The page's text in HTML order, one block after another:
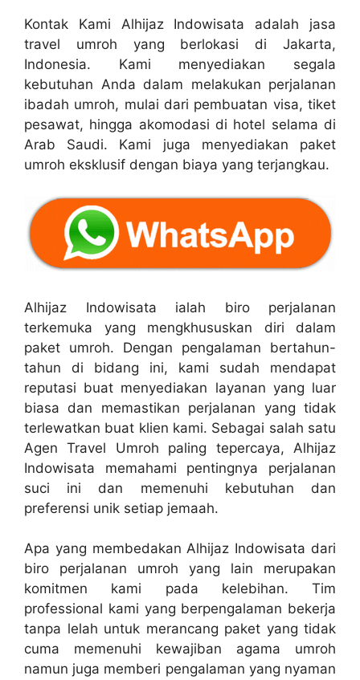
Kontak Kami Alhijaz Indowisata adalah jasa
travel umroh yang berlokasi di Jakarta,
Indonesia. Kami menyediakan segala
kebutuhan Anda dalam melakukan perjalanan
ibadah umroh, mulai dari pembuatan visa, tiket
pesawat, hingga akomodasi di hotel selama di
Arab Saudi. Kami juga menyediakan paket
umroh eksklusif dengan biaya yang terjangkau.
Alhijaz Indowisata ialah biro perjalanan
terkemuka yang mengkhususkan diri dalam
paket umroh. Dengan pengalaman bertahun-
tahun di bidang ini, kami sudah mendapat
reputasi buat menyediakan layanan yang luar
biasa dan memastikan perjalanan yang tidak
terlewatkan buat klien kami. Sebagai salah satu
Agen Travel Umroh paling tepercaya, Alhijaz
Indowisata memahami pentingnya perjalanan
suci ini dan memenuhi kebutuhan dan
preferensi unik setiap jemaah.
Apa yang membedakan Alhijaz Indowisata dari
biro perjalanan umroh yang lain merupakan
komitmen kami pada kelebihan. Tim
professional kami yang berpengalaman bekerja
tanpa lelah untuk merancang paket yang tidak
cuma memenuhi kewajiban agama umroh
namun juga memberi pengalaman yang nyaman